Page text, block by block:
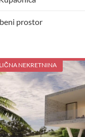
prostor
NEKRETNINA